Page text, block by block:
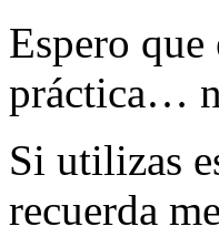
Espero
práctica…
Si utilizas
recuerda